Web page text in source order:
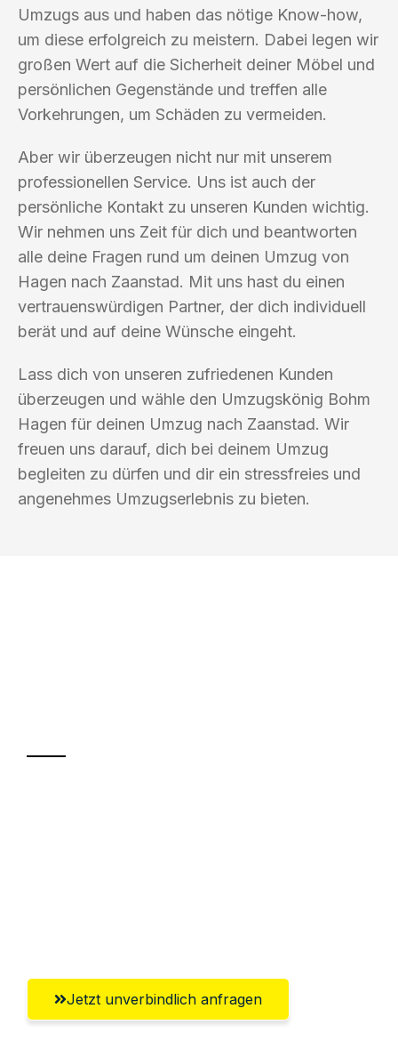
Umzugs aus und haben das nötige Know-how,
um diese erfolgreich zu meistern. Dabei legen wir
großen Wert auf die Sicherheit deiner Möbel und
persönlichen Gegenstände und treffen alle
Vorkehrungen, um Schäden zu vermeiden.
Aber wir überzeugen nicht nur mit unserem
professionellen Service. Uns ist auch der
persönliche Kontakt zu unseren Kunden wichtig.
Wir nehmen uns Zeit für dich und beantworten
alle deine Fragen rund um deinen Umzug von
Hagen nach Zaanstad. Mit uns hast du einen
vertrauenswürdigen Partner, der dich individuell
berät und auf deine Wünsche eingeht.
Lass dich von unseren zufriedenen Kunden
überzeugen und wähle den Umzugskönig Bohm
Hagen für deinen Umzug nach Zaanstad. Wir
freuen uns darauf, dich bei deinem Umzug
begleiten zu dürfen und dir ein stressfreies und
angenehmes Umzugserlebnis zu bieten.
Jetzt unverbindlich anfragen